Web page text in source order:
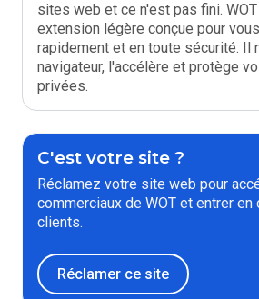
sites web et ce n'est pas fini.
extension légère conçue pour
rapidement et en toute sécurité. Il
navigateur, l'accélère et protège
privées.
C'est votre site ?
Réclamez votre site web pour
commerciaux de WOT et entrer en
clients.
Réclamer ce site